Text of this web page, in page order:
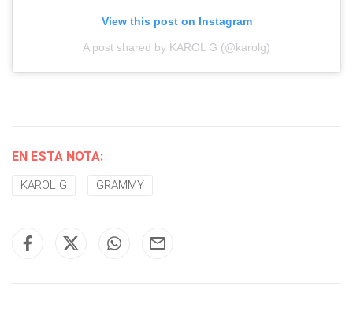
View this post on Instagram
A post shared by KAROL G (@karolg)
EN ESTA NOTA:
KAROL G GRAMMY